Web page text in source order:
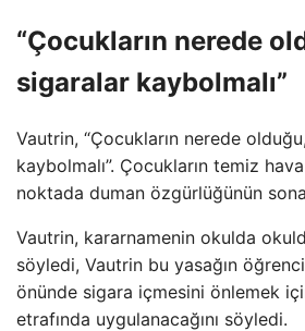
“Çocukların nerede
sigaralar kaybolmalı”
Vautrin, “Çocukların nerede
kaybolmalı”. Çocukların temiz hava
noktada duman özgürlüğünün
Vautrin, kararnamenin okulda
söyledi, Vautrin bu yasağın
önünde sigara içmesini önlemek
etrafında uygulanacağını söyledi.